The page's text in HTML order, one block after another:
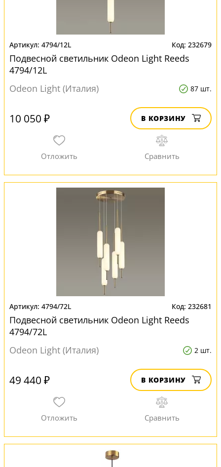
4794/12L 232679
Подвесной светильник Odeon Light Reeds
4794/12L
Odeon Light (Италия)
87 шт.
10 050 ₽ В КОРЗИНУ
4794/72L 232681
Подвесной светильник Odeon Light Reeds
4794/72L
Odeon Light (Италия)
2 шт.
49 440 ₽ В КОРЗИНУ